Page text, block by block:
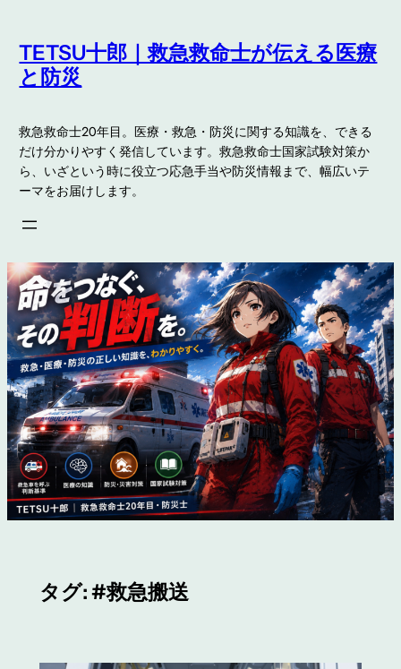
容
を
ス
ッ
プ
TETSU十郎｜救急救命士が伝える医療
と防災
救急救命士20年目。医療・救急・防災に関する知識を、できる
だけ分かりやすく発信しています。救急救命士国家試験対策か
ら、いざという時に役立つ応急手当や防災情報まで、幅広いテ
ーマをお届けします。
タグ:#救急搬送